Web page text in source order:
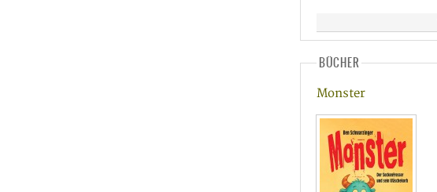
BÜCHER
Monster